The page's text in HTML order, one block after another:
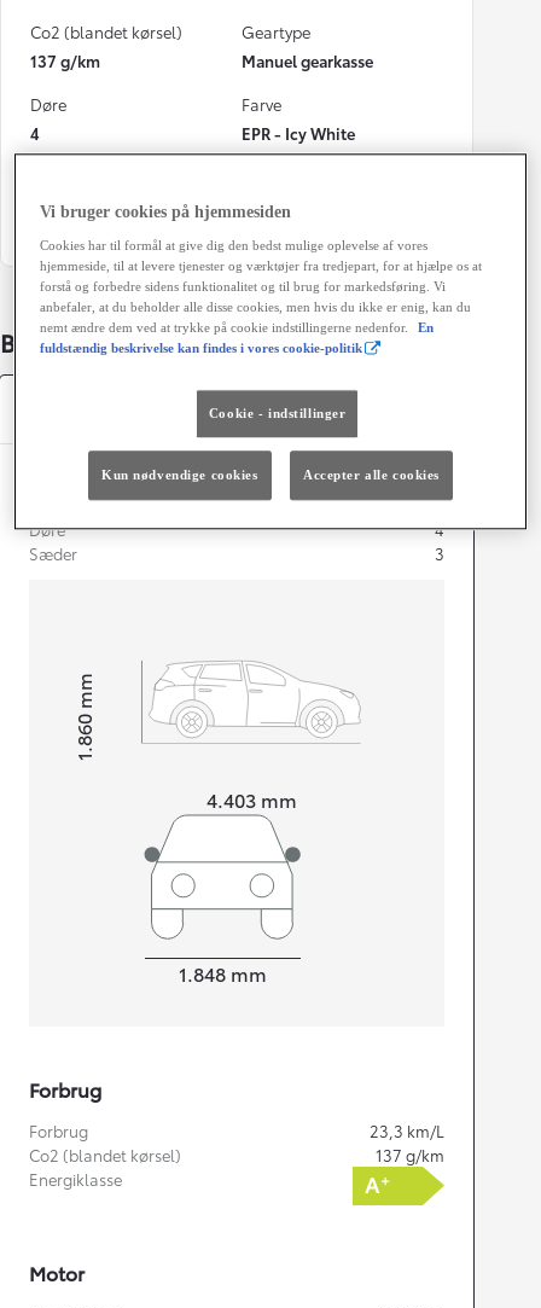
Co2 (blandet kørsel)
137 g/km
Geartype
Manuel gearkasse
Døre
4
Farve
EPR - Icy White
3.600 kr.
Bildetaljer
Dimensioner og mål
Døre
4
Sæder
3
4.403 mm
Højt1.860
mm
1.848 mm
Forbrug
Forbrug 23,3 km/L
Co2 (blandet kørsel)
137 g/km
Energiklasse
Motor
Vi bruger cookies på hjemmesiden
Cookies har til formål at give dig den bedst mulige oplevelse af vores
hjemmeside, til at levere tjenester og værktøjer fra tredjepart, for at hjælpe os at
forstå og forbedre sidens funktionalitet og til brug for markedsføring. Vi
anbefaler, at du beholder alle disse cookies, men hvis du ikke er enig, kan du
nemt ændre dem ved at trykke på cookie indstillingerne nedenfor.
En
fuldstændig beskrivelse kan findes i vores cookie-politik
Cookie - indstillinger
Kun nødvendige cookies Accepter alle cookies